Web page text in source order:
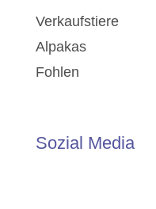
Verkaufstiere
Alpakas
Fohlen
Sozial Media